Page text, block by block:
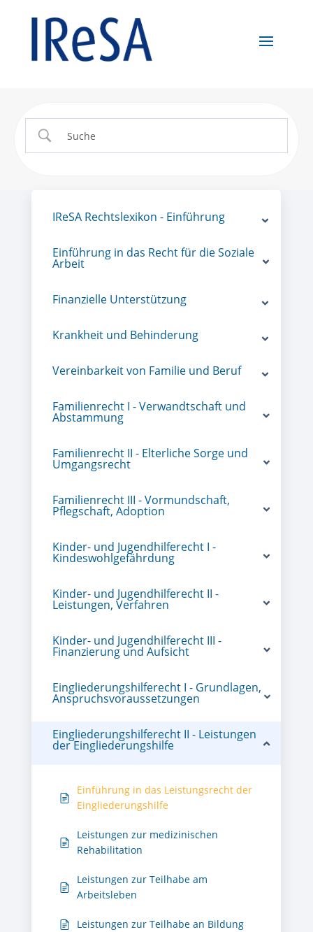
IReSA Rechtslexikon - Einführung
Einführung in das Recht für die Soziale
Arbeit
Finanzielle Unterstützung
Krankheit und Behinderung
Vereinbarkeit von Familie und Beruf
Familienrecht I - Verwandtschaft und
Abstammung
Familienrecht II - Elterliche Sorge und
Umgangsrecht
Familienrecht III - Vormundschaft,
Pflegschaft, Adoption
Kinder- und Jugendhilferecht I -
Kindeswohlgefährdung
Kinder- und Jugendhilferecht II -
Leistungen, Verfahren
Kinder- und Jugendhilferecht III -
Finanzierung und Aufsicht
Eingliederungshilferecht I - Grundlagen,
Anspruchsvoraussetzungen
Eingliederungshilferecht II - Leistungen
der Eingliederungshilfe
Einführung in das Leistungsrecht der
Eingliederungshilfe
Leistungen zur medizinischen
Rehabilitation
Leistungen zur Teilhabe am
Arbeitsleben
Leistungen zur Teilhabe an Bildung